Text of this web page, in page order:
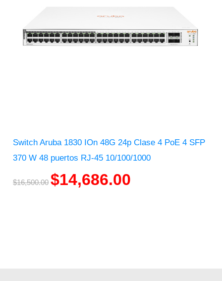
Switch Aruba 1830 IOn 48G 24p Clase 4 PoE 4 SFP
370 W 48 puertos RJ-45 10/100/1000
$16,500.00 $14,686.00